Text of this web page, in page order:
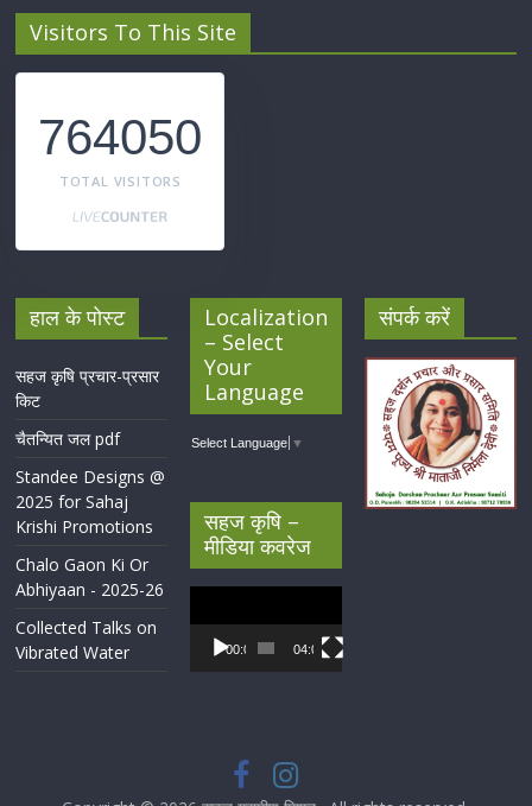
Visitors To This Site
764050
TOTAL VISITORS
हाल के पोस्ट
सहज कृषि प्रचार-प्रसार
किट
चैतन्यित जल pdf
Standee Designs @
2025 for Sahaj
Krishi Promotions
Chalo Gaon Ki Or
Abhiyaan - 2025-26
Collected Talks on
Vibrated Water
Localization
– Select
Your
Language
Select Language ▼
सहज कृषि –
मीडिया कवरेज
Player
00:00 04:07
संपर्क करें